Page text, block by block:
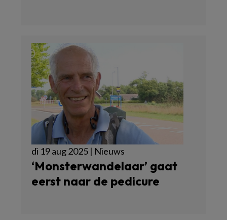
di 19 aug 2025 | Nieuws
‘Monsterwandelaar’ gaat
eerst naar de pedicure